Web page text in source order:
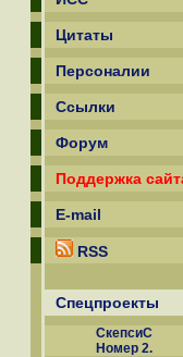
Цитаты
Персоналии
Ссылки
Форум
Поддержка
E-mail
RSS
Спецпроекты
СкепсиС
Номер 2.